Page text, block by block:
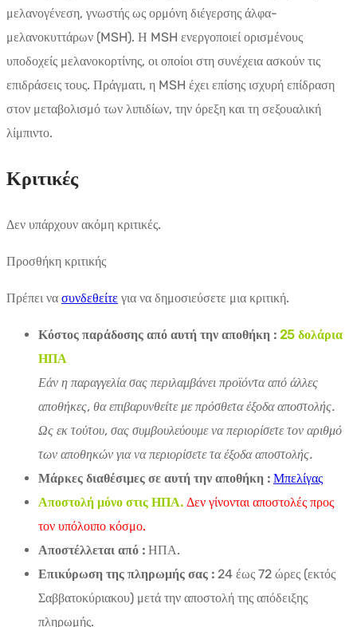
μελανογένεση, γνωστής ως ορμόνη διέγερσης άλφα-
μελανοκυττάρων (MSH). Η MSH ενεργοποιεί ορισμένους
υποδοχείς μελανοκορτίνης, οι οποίοι στη συνέχεια ασκούν τις
επιδράσεις τους. Πράγματι, η MSH έχει επίσης ισχυρή επίδραση
στον μεταβολισμό των λιπιδίων, την όρεξη και τη σεξουαλική
λίμπιντο.
Κριτικές
Δεν υπάρχουν ακόμη κριτικές.
Προσθήκη κριτικής
Πρέπει να συνδεθείτε για να δημοσιεύσετε μια κριτική.
Κόστος παράδοσης από αυτή την αποθήκη : 25 δολάρια
ΗΠΑ
Εάν η παραγγελία σας περιλαμβάνει προϊόντα από άλλες
αποθήκες, θα επιβαρυνθείτε με πρόσθετα έξοδα αποστολής.
Ως εκ τούτου, σας συμβουλεύουμε να περιορίσετε τον αριθμό
των αποθηκών για να περιορίσετε τα έξοδα αποστολής.
Μάρκες διαθέσιμες σε αυτή την αποθήκη : Μπελίγας
Αποστολή μόνο στις ΗΠΑ. Δεν γίνονται αποστολές προς
τον υπόλοιπο κόσμο.
Αποστέλλεται από : ΗΠΑ.
Επικύρωση της πληρωμής σας : 24 έως 72 ώρες (εκτός
Σαββατοκύριακου) μετά την αποστολή της απόδειξης
πληρωμής.